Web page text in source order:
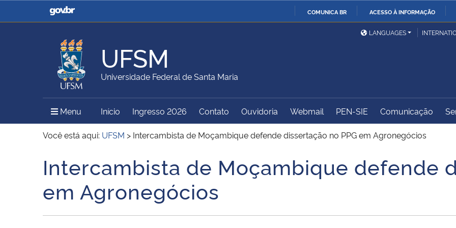
COMUNICA BR ACESSO À INFORMAÇÃO
Casa Civil
Ministério da Justiça e
Ministério da Defesa
Ministério das Relações
Exteriores
Ministério da Agricultura,
Pecuária e Abastecimento
Ministério da Educação
Ministério do Meio Ambiente Ministério do Turismo
Ministério do
Desenvolvimento Regional
Controladoria-Geral da
União
Secretaria de Governo
Gabinete de Segurança
Institucional
Advocacia-Geral da União Banco Central do Brasil
LANGUAGES
UFSM
Universidade Federal de Santa Maria
Menu Menu Principal do Sítio
Início Ingresso 2026 Contato Ouvidoria Webmail PEN-SIE Comunicação
Você está aqui: UFSM > Intercambista de Moçambique defende dissertação no PPG em Agronegócios
Início do conteúdo
Intercambista de Moçambique defende
em Agronegócios